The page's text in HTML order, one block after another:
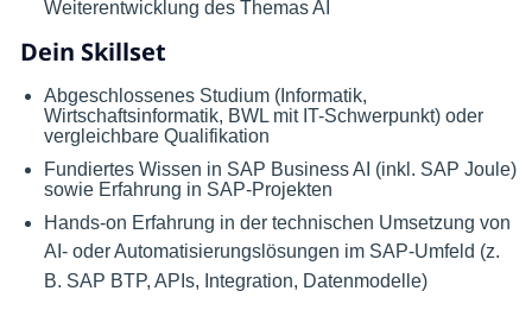
Weiterentwicklung des Themas AI
Dein Skillset
Abgeschlossenes Studium (Informatik,
Wirtschaftsinformatik, BWL mit IT-Schwerpunkt) oder
vergleichbare Qualifikation
Fundiertes Wissen in SAP Business AI (inkl. SAP Joule)
sowie Erfahrung in SAP-Projekten
Hands-on Erfahrung in der technischen Umsetzung von
AI- oder Automatisierungslösungen im SAP-Umfeld (z.
B. SAP BTP, APIs, Integration, Datenmodelle)